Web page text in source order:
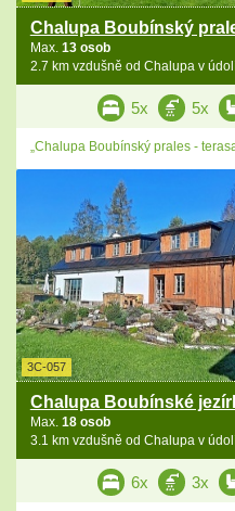
Chalupa Boubínský
Max. 13 osob
2.7 km vzdušně od Chalupa v
5x 5x
„Chalupa Boubínský prales -
3C-057
Chalupa Boubínské
Max. 18 osob
3.1 km vzdušně od Chalupa v
6x 3x